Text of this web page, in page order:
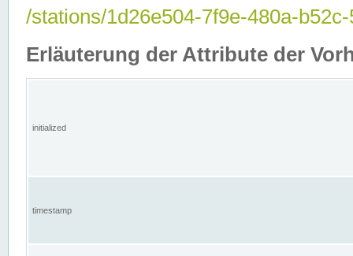
/stations/1d26e504-7f9e-480a-
Erläuterung der Attribute der
initialized
timestamp